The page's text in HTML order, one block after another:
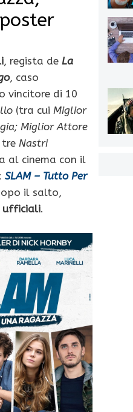
, regista de La
, caso
vincitore di 10
(tra cui Miglior
Miglior Attore
treNastri
al cinema con il
SLAM – Tutto Per
il salto,
ufficiali.